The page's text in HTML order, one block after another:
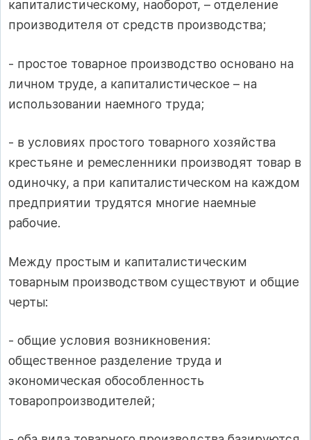
капиталистическому, наоборот, – отде­ление
производителя от средств производства;
- простое товарное производство основано на
личном труде, а капиталистическое – на
использовании наемного труда;
- в условиях простого товарного хозяйства
крестьяне и ремесленники производят товар в
одиночку, а при капиталистическом на каждом
предприятии трудятся многие наемные
рабочие.
Между простым и капиталистическим
товарным производством существуют и общие
черты:
- общие условия возникновения:
общественное разделение труда и
экономическая обособленность
товаропроизводителей;